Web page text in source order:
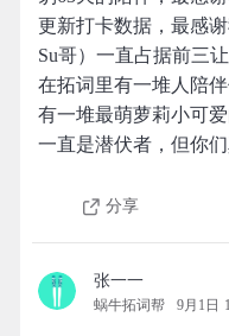
更新打卡数据，最感
Su哥）一直占据前三
在拓词里有一堆人陪
有一堆最萌萝莉小可
一直是潜伏者，但你
分享
张一一
蜗牛拓词帮 9月1日